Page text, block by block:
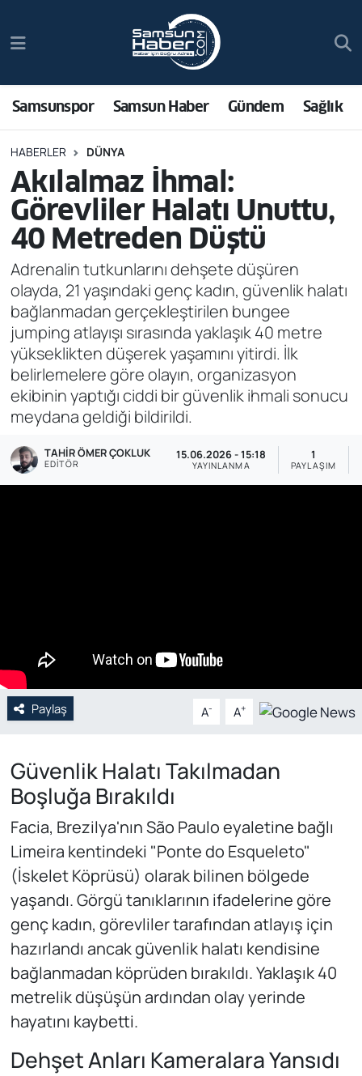
Samsunspor Samsun Haber Gündem Sağlık
HABERLER DÜNYA
Akılalmaz İhmal:
Görevliler Halatı Unuttu,
40 Metreden Düştü
Adrenalin tutkunlarını dehşete düşüren
olayda, 21 yaşındaki genç kadın, güvenlik halatı
bağlanmadan gerçekleştirilen bungee
jumping atlayışı sırasında yaklaşık 40 metre
yükseklikten düşerek yaşamını yitirdi. İlk
belirlemelere göre olayın, organizasyon
ekibinin yaptığı ciddi bir güvenlik ihmali sonucu
meydana geldiği bildirildi.
TAHIR ÖMER ÇOKLUK
EDITÖR
15.06.2026 - 15:18
YAYINLANMA
1
PAYLAŞIM
Paylaş A- A+
Güvenlik Halatı Takılmadan
Boşluğa Bırakıldı
Facia, Brezilya'nın São Paulo eyaletine bağlı
Limeira kentindeki "Ponte do Esqueleto"
(İskelet Köprüsü) olarak bilinen bölgede
yaşandı. Görgü tanıklarının ifadelerine göre
genç kadın, görevliler tarafından atlayış için
hazırlandı ancak güvenlik halatı kendisine
bağlanmadan köprüden bırakıldı. Yaklaşık 40
metrelik düşüşün ardından olay yerinde
hayatını kaybetti.
Dehşet Anları Kameralara Yansıdı
Samsun Haber
Sağlık
Asayiş
Bilim ve Teknoloji
Bölge
Dünya
Ekonomi
Genel
Gündem
Özel Haber
Trafik Durumu
Süper Lig Puan Durumu ve Fikstür
Tüm Manşetler
Son Dakika Haberleri
Haber Arşivi